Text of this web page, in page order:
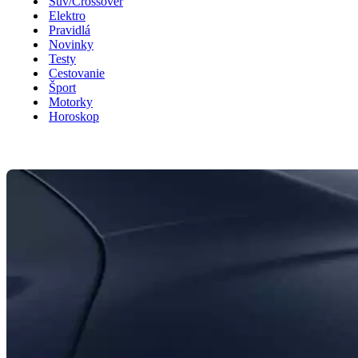
Elektro
Pravidlá
Novinky
Testy
Cestovanie
Šport
Motorky
Horoskop